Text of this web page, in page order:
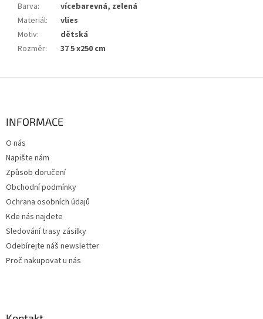
Barva:
vícebarevná, zelená
Materiál:
vlies
Motiv:
dětská
Rozměr: 37 5 x250 cm
INFORMACE
O nás
Napište nám
Způsob doručení
Obchodní podmínky
Ochrana osobních údajů
Kde nás najdete
Sledování trasy zásilky
Odebírejte náš newsletter
Proč nakupovat u nás